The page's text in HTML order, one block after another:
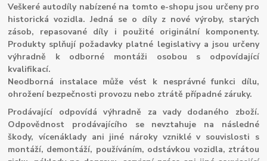
Veškeré autodíly nabízené na tomto e-shopu jsou určeny pro
historická vozidla. Jedná se o díly z nové výroby, starých
zásob, repasované díly i použité originální komponenty.
Produkty splňují požadavky platné legislativy a jsou určeny
výhradně k odborné montáži osobou s odpovídající
kvalifikací.
Neodborná instalace může vést k nesprávné funkci dílu,
ohrožení bezpečnosti provozu nebo ztrátě případné záruky.
Prodávající odpovídá výhradně za vady dodaného zboží.
Odpovědnost prodávajícího se nevztahuje na následné
škody, vícenáklady ani jiné nároky vzniklé v souvislosti s
montáží, demontáží, používáním, odstávkou vozidla, ztrátou